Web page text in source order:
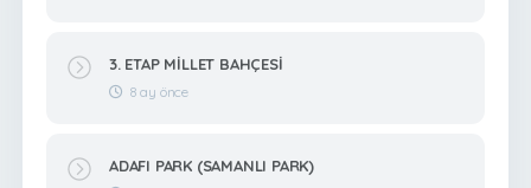
3. ETAP MİLLET BAHÇESİ
8 ay önce
ADAFI PARK (SAMANLI PARK)